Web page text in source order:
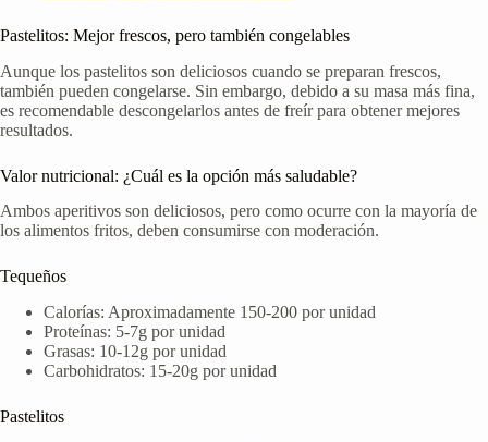
Pastelitos: Mejor frescos, pero también congelables
Aunque los pastelitos son deliciosos cuando se preparan frescos,
también pueden congelarse. Sin embargo, debido a su masa más fina,
es recomendable descongelarlos antes de freír para obtener mejores
resultados.
Valor nutricional: ¿Cuál es la opción más saludable?
Ambos aperitivos son deliciosos, pero como ocurre con la mayoría de
los alimentos fritos, deben consumirse con moderación.
Tequeños
Calorías: Aproximadamente 150-200 por unidad
Proteínas: 5-7g por unidad
Grasas: 10-12g por unidad
Carbohidratos: 15-20g por unidad
Pastelitos